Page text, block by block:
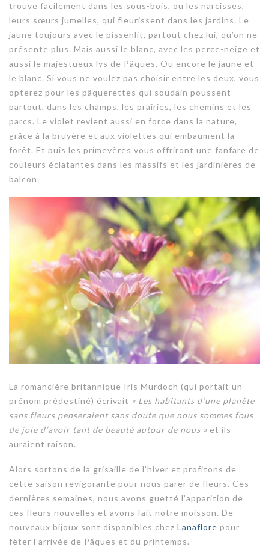
trouve facilement dans les sous-bois, ou les narcisses,
leurs sœurs jumelles, qui fleurissent dans les jardins. Le
jaune toujours avec le pissenlit, partout chez lui, qu’on ne
présente plus. Mais aussi le blanc, avec les perce-neige et
aussi le majestueux lys de Pâques. Ou encore le jaune et
le blanc. Si vous ne voulez pas choisir entre les deux, vous
opterez pour les pâquerettes qui soudain poussent
partout, dans les champs, les prairies, les chemins et les
parcs. Le violet revient aussi en force dans la nature,
grâce à la bruyère et aux violettes qui embaument la
forêt. Et puis les primevères vous offriront une fanfare de
couleurs éclatantes dans les massifs et les jardinières de
balcon.
La romancière britannique Iris Murdoch (qui portait un
prénom prédestiné) écrivait « Les habitants d’une planète
sans fleurs penseraient sans doute que nous sommes fous
de joie d’avoir tant de beauté autour de nous » et ils
auraient raison.
Alors sortons de la grisaille de l’hiver et profitons de
cette saison revigorante pour nous parer de fleurs. Ces
dernières semaines, nous avons guetté l’apparition de
ces fleurs nouvelles et avons fait notre moisson. De
nouveaux bijoux sont disponibles chez Lanaflore pour
fêter l’arrivée de Pâques et du printemps.